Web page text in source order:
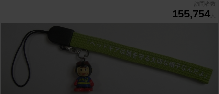
訪問者数
155,754 人